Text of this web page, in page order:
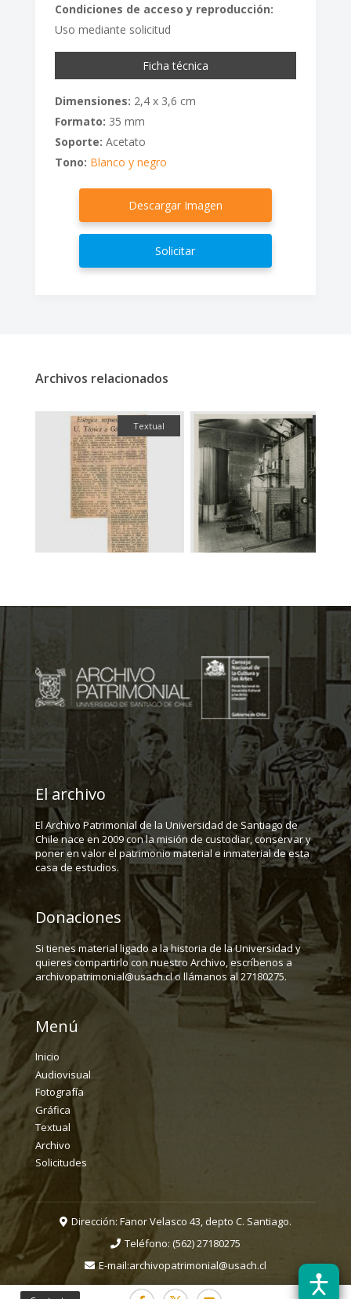
Condiciones de acceso y reproducción:
Uso mediante solicitud
Ficha técnica
Dimensiones: 2,4 x 3,6 cm
Formato: 35 mm
Soporte: Acetato
Tono: Blanco y negro
Descargar Imagen
Solicitar
Archivos relacionados
Textual
El archivo
El Archivo Patrimonial de la Universidad de Santiago de
Chile nace en 2009 con la misión de custodiar, conservar y
poner en valor el patrimonio material e inmaterial de esta
casa de estudios.
Donaciones
Si tienes material ligado a la historia de la Universidad y
quieres compartirlo con nuestro Archivo, escríbenos a
archivopatrimonial@usach.cl o llámanos al 27180275.
Menú
Inicio
Audiovisual
Fotografía
Gráfica
Textual
Archivo
Solicitudes
Dirección: Fanor Velasco 43, depto C. Santiago.
Teléfono: (562) 27180275
E-mail:archivopatrimonial@usach.cl